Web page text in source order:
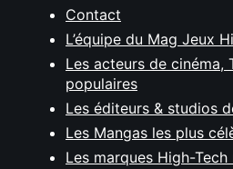
Contact
L’équipe du Mag Jeux
Les acteurs de cinéma,
populaires
Les éditeurs & studios
Les Mangas les plus
Les marques High-Tech